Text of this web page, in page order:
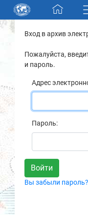
Skip navigation
Разделы и
Электронный каталог
Новости
О нас
Контакты
Партнеры
Вход в архив
Пожалуйста,
и пароль.
Адрес
Пароль:
Вы забыли пароль?